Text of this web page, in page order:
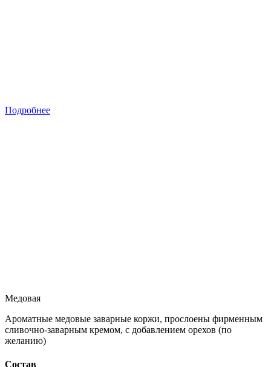
Подробнее
Медовая
Ароматные медовые заварные коржи, прослоены фирменным
сливочно-заварным кремом, с добавлением орехов (по
желанию)
Состав